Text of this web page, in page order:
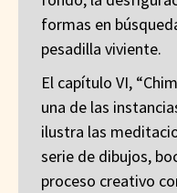
formas en
pesadilla viviente.
El capítulo VI,
una de las
ilustra las
serie de dibujos,
proceso creativo